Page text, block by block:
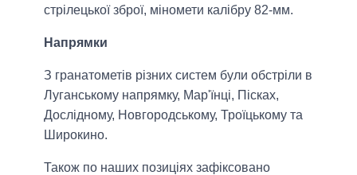
стрілецької зброї, міномети калібру 82-мм.
Напрямки
З гранатометів різних систем були обстріли в
Луганському напрямку, Мар'їнці, Пісках,
Дослідному, Новгородському, Троїцькому та
Широкино.
Також по наших позиціях зафіксовано